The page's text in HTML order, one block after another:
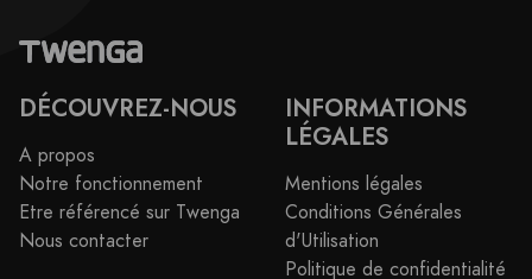
DÉCOUVREZ-NOUS
A propos
Notre fonctionnement
Etre référencé sur Twenga
Nous contacter
INFORMATIONS
LÉGALES
Mentions légales
Conditions Générales
d'Utilisation
Politique de confidentialité